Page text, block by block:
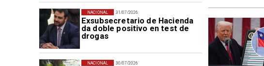
31/07/2026
Exsubsecretario de Hacienda
da doble positivo en test de
drogas
NACIONAL
30/07/2026
NACIONAL